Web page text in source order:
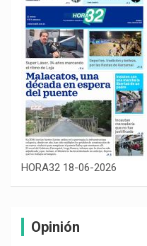
HORA32 18-06-2026
Opinión